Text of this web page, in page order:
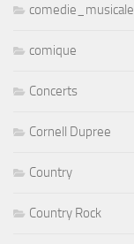
comedie_musicale
comique
Concerts
Cornell Dupree
Country
Country Rock